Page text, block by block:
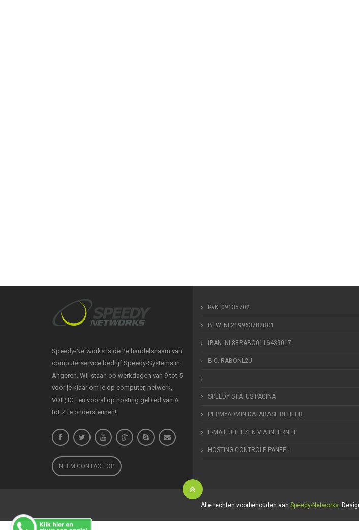
Speedy-Networks is de 2e handelsnaam van
computerservice bedrijf Speedy-Systems in
Angeren. Wij staan op werkdagen van 9 tot 5
voor je klaar om je op computer, netwerk,
VOIP, ICT en vooral op hosting gebied van A
tot Z te ondersteunen!
NEEM CONTACT OP
KvK. 09135702
BTW. NL219963782B01
IBAN. NL88RABO0116439017
BIC. RABONL2U
SPEEDY STATUS PAGINA
PHPMYADMIN DATABASE BEHEER
E-MAIL UITLEZEN VIA INTERNET
HOSTING CONTROLE PANEEL
Alle rechten voorbehouden aan Speedy-Networks.